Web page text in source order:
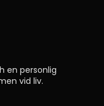
en personlig
vid liv.